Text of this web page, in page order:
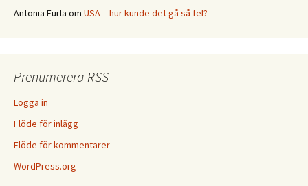
Antonia Furla om USA – hur kunde det gå så fel?
Prenumerera RSS
Logga in
Flöde för inlägg
Flöde för kommentarer
WordPress.org